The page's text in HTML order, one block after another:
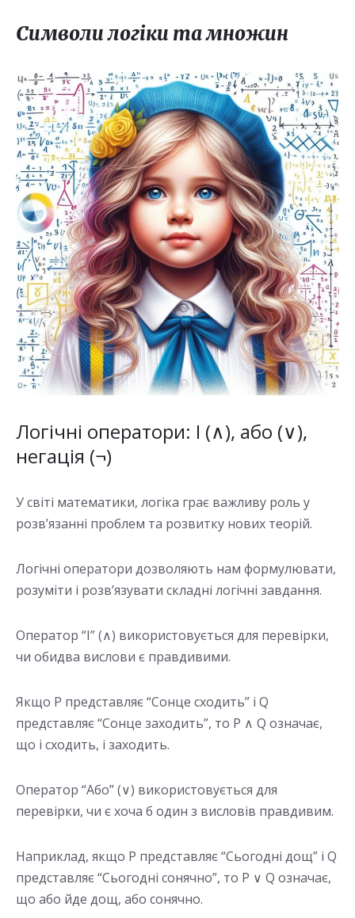
Символи логіки та множин
Логічні оператори: І (∧), або (∨),
негація (¬)
У світі математики, логіка грає важливу роль у
розв’язанні проблем та розвитку нових теорій.
Логічні оператори дозволяють нам формулювати,
розуміти і розв’язувати складні логічні завдання.
Оператор “І” (∧) використовується для перевірки,
чи обидва вислови є правдивими.
Якщо P представляє “Сонце сходить” і Q
представляє “Сонце заходить”, то P ∧ Q означає,
що і сходить, і заходить.
Оператор “Або” (∨) використовується для
перевірки, чи є хоча б один з висловів правдивим.
Наприклад, якщо P представляє “Сьогодні дощ” і Q
представляє “Сьогодні сонячно”, то P ∨ Q означає,
що або йде дощ, або сонячно.